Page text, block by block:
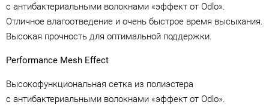
с антибактериальными волокнами «эффект от Odlo».
Отличное влагоотведение и очень быстрое время высыхания.
Высокая прочность для оптимальной поддержки.
Performance Mesh Effect
Высокофункциональная сетка из полиэстера
с антибактериальными волокнами «эффект от Odlo».